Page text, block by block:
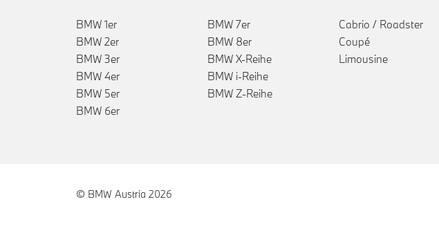
BMW 1er
BMW 2er
BMW 3er
BMW 4er
BMW 5er
BMW 6er
BMW 7er
BMW 8er
BMW X-Reihe
BMW i-Reihe
BMW Z-Reihe
Cabrio / Roadster
Coupé()
Limousine
© BMW Austria 2026